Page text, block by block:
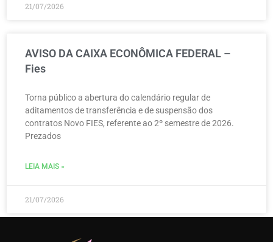
21/07/2026
AVISO DA CAIXA ECONÔMICA FEDERAL –
Fies
Torna público a abertura do calendário regular de
aditamentos de transferência e de suspensão dos
contratos Novo FIES, referente ao 2º semestre de 2026.
Prezados
LEIA MAIS »
21/07/2026